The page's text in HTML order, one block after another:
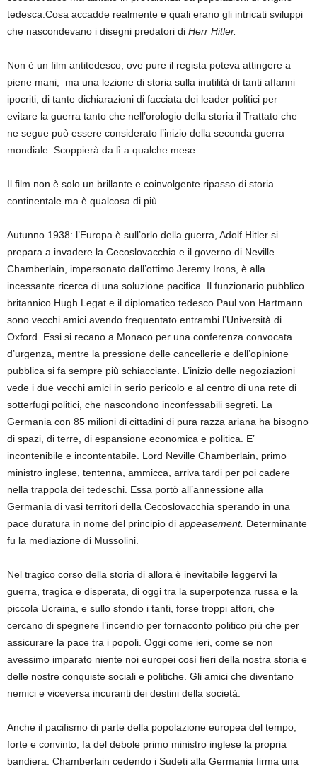
tedesca.Cosa accadde realmente e quali erano gli intricati sviluppi
che nascondevano i disegni predatori di Herr Hitler.
Non è un film antitedesco, ove pure il regista poteva attingere a
piene mani, ma una lezione di storia sulla inutilità di tanti affanni
ipocriti, di tante dichiarazioni di facciata dei leader politici per
evitare la guerra tanto che nell’orologio della storia il Trattato che
ne segue può essere considerato l’inizio della seconda guerra
mondiale. Scoppierà da lì a qualche mese.
Il film non è solo un brillante e coinvolgente ripasso di storia
continentale ma è qualcosa di più.
Autunno 1938: l’Europa è sull’orlo della guerra, Adolf Hitler si
prepara a invadere la Cecoslovacchia e il governo di Neville
Chamberlain, impersonato dall’ottimo Jeremy Irons, è alla
incessante ricerca di una soluzione pacifica. Il funzionario pubblico
britannico Hugh Legat e il diplomatico tedesco Paul von Hartmann
sono vecchi amici avendo frequentato entrambi l’Università di
Oxford. Essi si recano a Monaco per una conferenza convocata
d’urgenza, mentre la pressione delle cancellerie e dell’opinione
pubblica si fa sempre più schiacciante. L’inizio delle negoziazioni
vede i due vecchi amici in serio pericolo e al centro di una rete di
sotterfugi politici, che nascondono inconfessabili segreti. La
Germania con 85 milioni di cittadini di pura razza ariana ha bisogno
di spazi, di terre, di espansione economica e politica. E’
incontenibile e incontentabile. Lord Neville Chamberlain, primo
ministro inglese, tentenna, ammicca, arriva tardi per poi cadere
nella trappola dei tedeschi. Essa portò all’annessione alla
Germania di vasi territori della Cecoslovacchia sperando in una
pace duratura in nome del principio di appeasement. Determinante
fu la mediazione di Mussolini.
Nel tragico corso della storia di allora è inevitabile leggervi la
guerra, tragica e disperata, di oggi tra la superpotenza russa e la
piccola Ucraina, e sullo sfondo i tanti, forse troppi attori, che
cercano di spegnere l’incendio per tornaconto politico più che per
assicurare la pace tra i popoli. Oggi come ieri, come se non
avessimo imparato niente noi europei così fieri della nostra storia e
delle nostre conquiste sociali e politiche. Gli amici che diventano
nemici e viceversa incuranti dei destini della società.
Anche il pacifismo di parte della popolazione europea del tempo,
forte e convinto, fa del debole primo ministro inglese la propria
bandiera. Chamberlain cedendo i Sudeti alla Germania firma una